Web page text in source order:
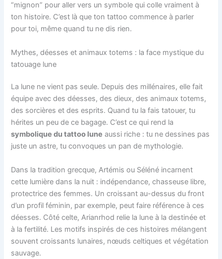
“mignon” pour aller vers un symbole qui colle vraiment à
ton histoire. C’est là que ton tattoo commence à parler
pour toi, même quand tu ne dis rien.
Mythes, déesses et animaux totems : la face mystique du
tatouage lune
La lune ne vient pas seule. Depuis des millénaires, elle fait
équipe avec des déesses, des dieux, des animaux totems,
des sorcières et des esprits. Quand tu la fais tatouer, tu
hérites un peu de ce bagage. C’est ce qui rend la
symbolique du tattoo lune aussi riche : tu ne dessines pas
juste un astre, tu convoques un pan de mythologie.
Dans la tradition grecque, Artémis ou Séléné incarnent
cette lumière dans la nuit : indépendance, chasseuse libre,
protectrice des femmes. Un croissant au-dessus du front
d’un profil féminin, par exemple, peut faire référence à ces
déesses. Côté celte, Arianrhod relie la lune à la destinée et
à la fertilité. Les motifs inspirés de ces histoires mélangent
souvent croissants lunaires, nœuds celtiques et végétation
sauvage.